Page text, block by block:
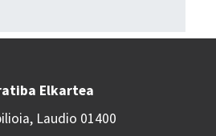
Elkartea
Laudio 01400